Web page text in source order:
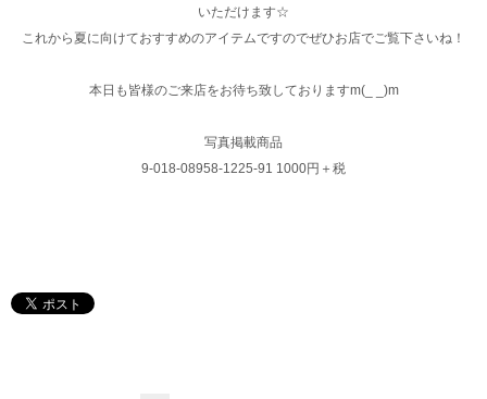
いただけます☆
これから夏に向けておすすめのアイテムですのでぜひお店でご覧下さいね！
本日も皆様のご来店をお待ち致しておりますm(_ _)m
写真掲載商品
9-018-08958-1225-91 1000円＋税